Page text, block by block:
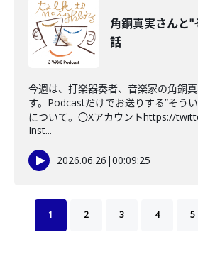
角銅真実さんと
話
今週は、打楽器奏者、音楽家の角銅
す。Podcastだけでお送りする”そう
について。〇Xアカウントhttps://
Inst...
2026.06.26 |00:09:25
1 2 3 4 5